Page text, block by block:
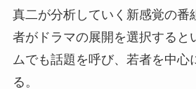
真二が分析していく新感覚の番
者がドラマの展開を選択すると
ムでも話題を呼び、若者を中心
る。